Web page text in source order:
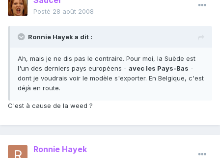
Posté 28 août 2008
Ronnie Hayek a dit :
Ah, mais je ne dis pas le contraire. Pour moi, la Suède est
l'un des derniers pays européens - avec les Pays-Bas -
dont je voudrais voir le modèle s'exporter. En Belgique, c'est
déjà en route.
C'est à cause de la weed ?
Ronnie Hayek